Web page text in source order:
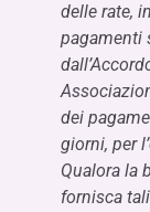
delle rate,
pagamenti
dei
giorni, per
Qualora la
fornisca